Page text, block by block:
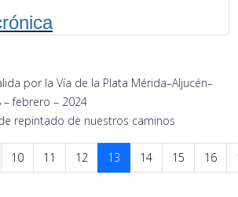
por la Vía de la Plata Mérida–Aljucén–
– febrero – 2024
repintado de nuestros caminos
10 11 12 13 14 15 16